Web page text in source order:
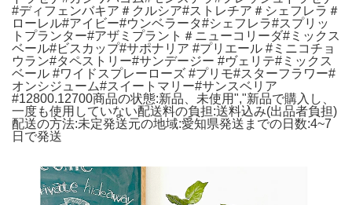
#ディフェンバキア＃クルシア#ストレチア＃シェフレラ＃
ローレル#アイビー#ウンベラータ#シェフレラ#スプリッ
トプランター#アザミプラント＃ニューコリーダ#ミックス
ベール#ビスカップ#サポナリア #プリエール #ミニコチョ
ウラン#タペストリー#サンデージー #ヴェリテ#ミックス
ベール #ワイドスプレーローズ #プリモ#スターフラワー#
オンシジューム#スイートマリー#サンスベリア
#12800.12700商品の状態:新品、未使用","新品で購入し、
一度も使用していない配送料の負担:送料込み(出品者負担)
配送の方法:未定発送元の地域:愛知県発送までの日数:4~7
日で発送